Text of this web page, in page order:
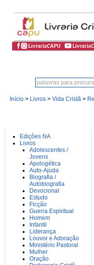
Início > Livros > Vida Cristã >
Edições NA
Livros
Adolescentes /
Jovens
Apologética
Auto-Ajuda
Biografia /
Autobiografia
Devocional
Estudo
Ficção
Guerra Espiritual
Homem
Infantil
Liderança
Louvor e Adoração
Ministério Pastoral
Mulher
Oração